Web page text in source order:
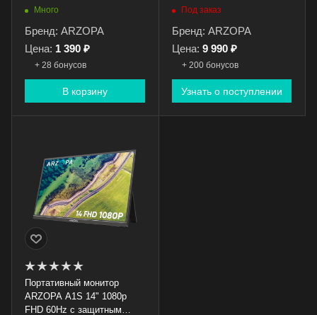
Много
Бренд: ARZOPA
Цена: 1 390 ₽
+ 28 бонусов
В корзину
Под заказ
Бренд: ARZOPA
Цена: 9 990 ₽
+ 200 бонусов
Узнать о поступлении
Портативный монитор
ARZOPA A1S 14" 1080p
FHD 60Hz с защитным